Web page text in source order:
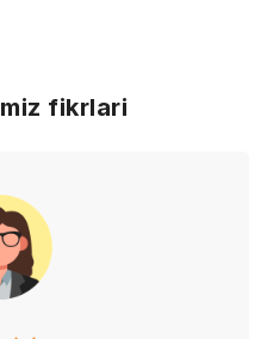
fikrlari